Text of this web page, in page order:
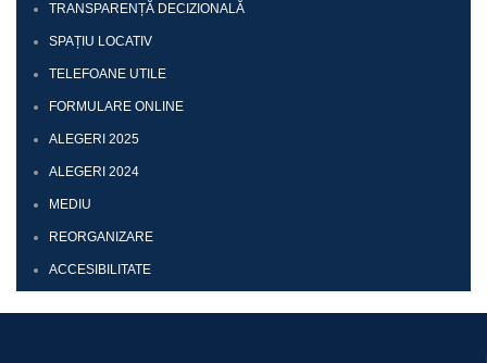
TRANSPARENȚĂ DECIZIONALĂ
SPAȚIU LOCATIV
TELEFOANE UTILE
FORMULARE ONLINE
ALEGERI 2025
ALEGERI 2024
MEDIU
REORGANIZARE
ACCESIBILITATE